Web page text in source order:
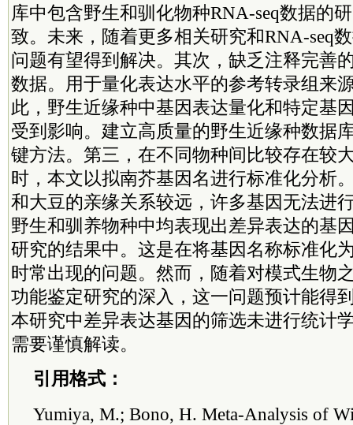
库中包含野生和驯化物种RNA-seq数据的
致。未来，随着更多相关研究和RNA-seq
问题有望得到解决。其次，缺乏注释完善
数据。用于量化表达水平的参考转录组来
此，野生近缘种中基因表达量化和特定基
受到影响。建立高质量的野生近缘种数据
键方法。第三，在不同物种间比较存在较
时，本文以拟南芥基因名进行标准化分析
和大豆的亲缘关系较远，许多基因无法进
野生和驯养物种中均表现出差异表达的基
研究的结果中。这是在将基因名称标准化
时常出现的问题。然而，随着对模式生物
功能鉴定研究的深入，这一问题预计能得
本研究中差异表达基因的筛选未进行统计
需要谨慎解读。
引用格式：
Yumiya, M.; Bono, H. Meta-Analysis of